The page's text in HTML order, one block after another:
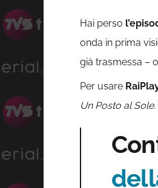
Hai perso
onda in prima
già trasmessa –
Per usare
Un Posto al Sole